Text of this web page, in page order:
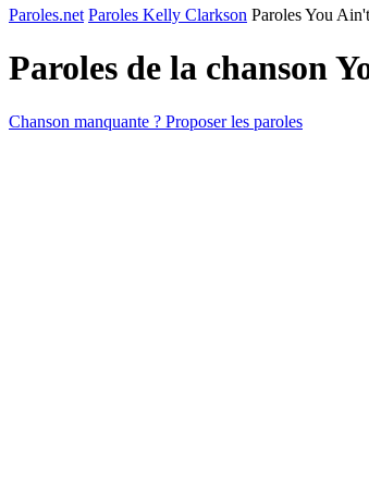
Paroles.net Paroles Kelly Clarkson Paroles You
Paroles de la chanson
Chanson manquante ? Proposer les paroles